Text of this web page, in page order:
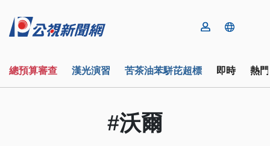
總預算審查 漢光演習 苦茶油苯駢芘超標 即時 熱
#沃爾